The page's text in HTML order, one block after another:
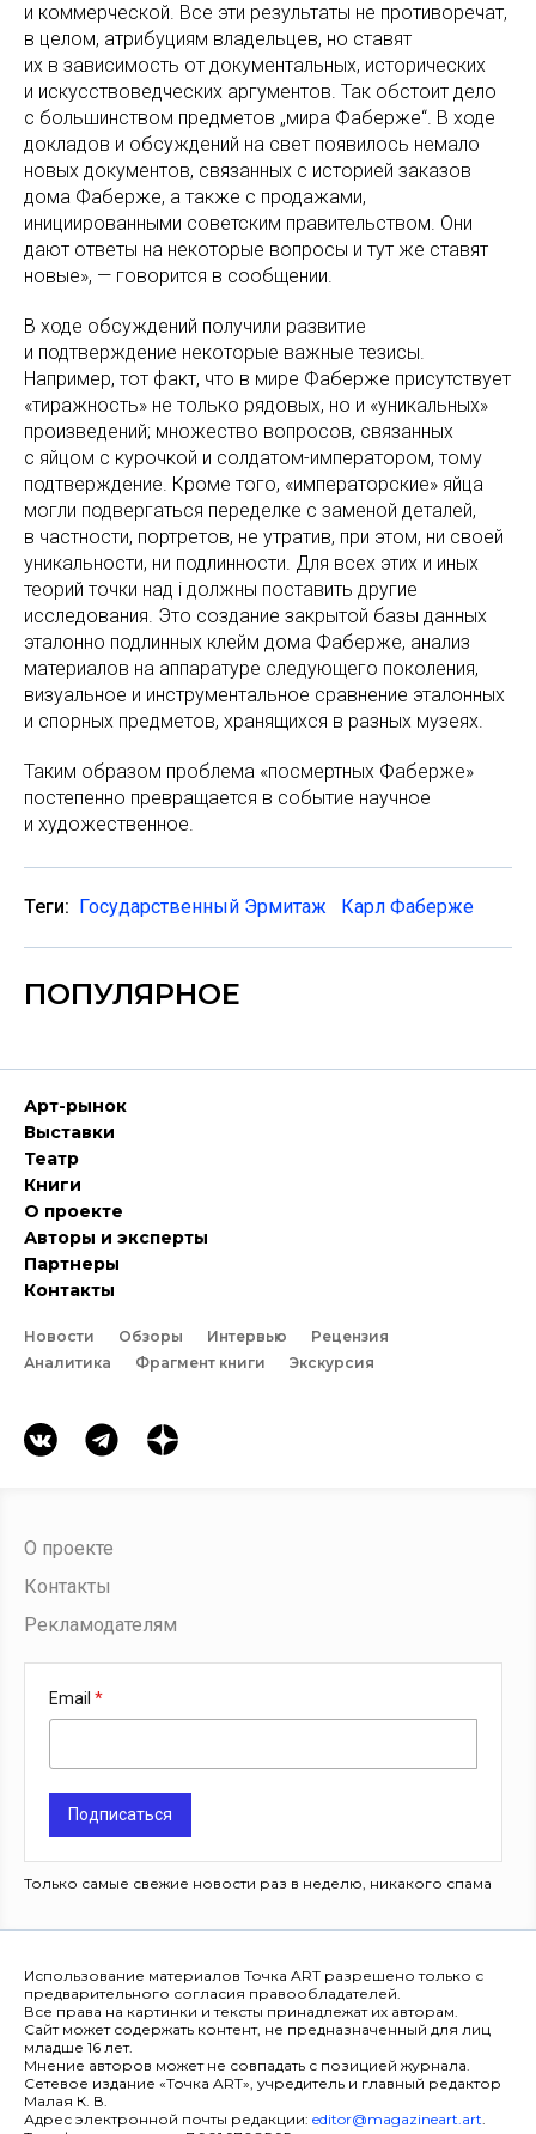
и коммерческой. Все эти результаты не противоречат,
в целом, атрибуциям владельцев, но ставят
их в зависимость от документальных, исторических
и искусствоведческих аргументов. Так обстоит дело
с большинством предметов „мира Фаберже“. В ходе
докладов и обсуждений на свет появилось немало
новых документов, связанных с историей заказов
дома Фаберже, а также с продажами,
инициированными советским правительством. Они
дают ответы на некоторые вопросы и тут же ставят
новые», — говорится в сообщении.
В ходе обсуждений получили развитие
и подтверждение некоторые важные тезисы.
Например, тот факт, что в мире Фаберже присутствует
«тиражность» не только рядовых, но и «уникальных»
произведений; множество вопросов, связанных
с яйцом с курочкой и солдатом-императором, тому
подтверждение. Кроме того, «императорские» яйца
могли подвергаться переделке с заменой деталей,
в частности, портретов, не утратив, при этом, ни своей
уникальности, ни подлинности. Для всех этих и иных
теорий точки над i должны поставить другие
исследования. Это создание закрытой базы данных
эталонно подлинных клейм дома Фаберже, анализ
материалов на аппаратуре следующего поколения,
визуальное и инструментальное сравнение эталонных
и спорных предметов, хранящихся в разных музеях.
Таким образом проблема «посмертных Фаберже»
постепенно превращается в событие научное
и художественное.
Теги: Государственный Эрмитаж Карл Фаберже
ПОПУЛЯРНОЕ
Арт-рынок
Выставки
Театр
Книги
О проекте
Авторы и эксперты
Партнеры
Контакты
Новости Обзоры Интервью
Рецензия
Аналитика
Фрагмент книги Экскурсия
О проекте
Контакты
Рекламодателям
Email
Подписаться
Только самые свежие новости раз в неделю, никакого спама
Использование материалов Точка ART разрешено только с
предварительного согласия правообладателей.
Все права на картинки и тексты принадлежат их авторам.
Сайт может содержать контент, не предназначенный для лиц
младше 16 лет.
Мнение авторов может не совпадать с позицией журнала.
Сетевое издание «Точка ART», учредитель и главный редактор
Малая К. В.
Адрес электронной почты редакции: editor@magazineart.art.